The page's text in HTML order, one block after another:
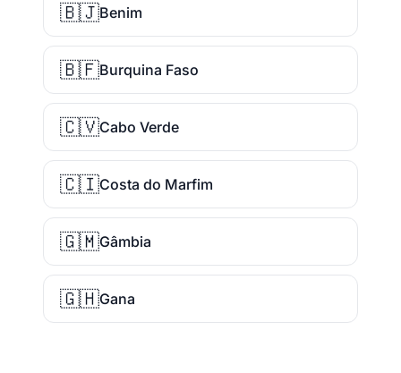
🇧🇯Benim
🇧🇫Burquina Faso
🇨🇻Cabo Verde
🇨🇮Costa do Marfim
🇬🇲Gâmbia
🇬🇭Gana